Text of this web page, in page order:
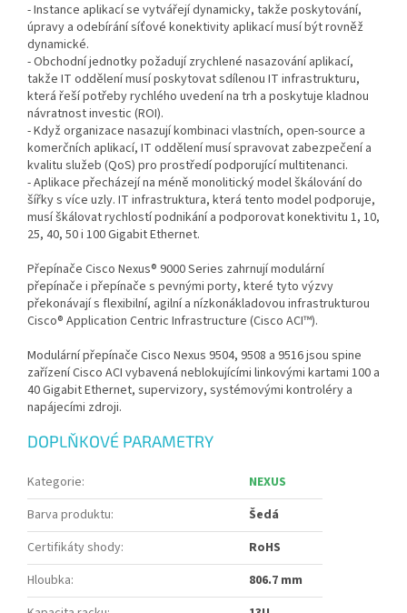
- Instance aplikací se vytvářejí dynamicky, takže poskytování,
úpravy a odebírání síťové konektivity aplikací musí být rovněž
dynamické.
- Obchodní jednotky požadují zrychlené nasazování aplikací,
takže IT oddělení musí poskytovat sdílenou IT infrastrukturu,
která řeší potřeby rychlého uvedení na trh a poskytuje kladnou
návratnost investic (ROI).
- Když organizace nasazují kombinaci vlastních, open-source a
komerčních aplikací, IT oddělení musí spravovat zabezpečení a
kvalitu služeb (QoS) pro prostředí podporující multitenanci.
- Aplikace přecházejí na méně monolitický model škálování do
šířky s více uzly. IT infrastruktura, která tento model podporuje,
musí škálovat rychlostí podnikání a podporovat konektivitu 1, 10,
25, 40, 50 i 100 Gigabit Ethernet.
Přepínače Cisco Nexus® 9000 Series zahrnují modulární
přepínače i přepínače s pevnými porty, které tyto výzvy
překonávají s flexibilní, agilní a nízkonákladovou infrastrukturou
Cisco® Application Centric Infrastructure (Cisco ACI™).
Modulární přepínače Cisco Nexus 9504, 9508 a 9516 jsou spine
zařízení Cisco ACI vybavená neblokujícími linkovými kartami 100 a
40 Gigabit Ethernet, supervizory, systémovými kontroléry a
napájecími zdroji.
DOPLŇKOVÉ PARAMETRY
Kategorie:
NEXUS
Barva produktu:
Šedá
Certifikáty shody:
RoHS
Hloubka:
806.7 mm